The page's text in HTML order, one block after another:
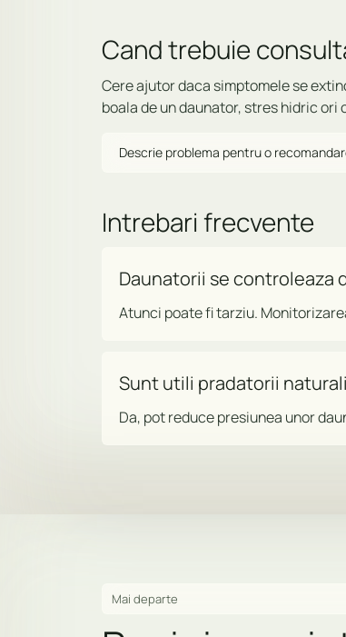
Cand trebuie
Cere ajutor daca simptomele se
boala de un daunator, stres hidric
Descrie problema pentru o
Intrebari frecvente
Daunatorii se controleaza
Atunci poate fi tarziu.
Sunt utili pradatorii
Da, pot reduce presiunea unor
Mai departe